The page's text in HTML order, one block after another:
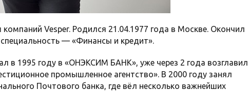
Vesper. Родился 21.04.1977 года в Москве. Окончил
— «Финансы и кредит».
в 1995 году в «ОНЭКСИМ БАНК», уже через 2 года возглавил
промышленное агентство». В 2000 году занял
Почтового банка, где вёл несколько важнейших